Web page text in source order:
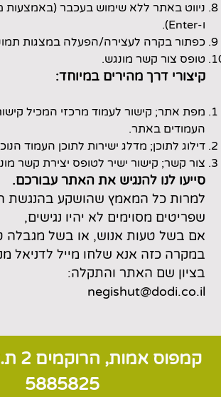
ו-Enter).
כפתור בקרה לעצירה/הפעלה במצגות
טופס צור קשר מונגש.
קיצורי דרך מהירים במיוחד:
מפת אתר; קישור לעמוד מרכזי המכיל
העמודים באתר.
דילוג לתוכן; מדלג ישירות לתוכן העמוד
צור קשר; קישור ישיר לטופס יצירת קשר
סייעו לנו להנגיש את האתר עבורכם.
למרות כל המאמץ שהושקע בהנגשת
שפריטים מסוימים לא יהיו נגישים,
אם בשל טעות אנוש, או בשל מגבלה
במקרה כזה אנא שלחו מייל לדניאל
בציון שם האתר והתקלה:
negishut@dodi.co.il
5885825